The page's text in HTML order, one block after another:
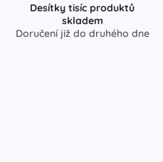
Desítky tisíc produktů
skladem
Doručení již do druhého dne